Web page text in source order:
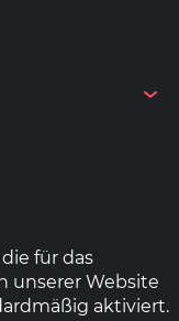
für das
unserer Website
aktiviert.